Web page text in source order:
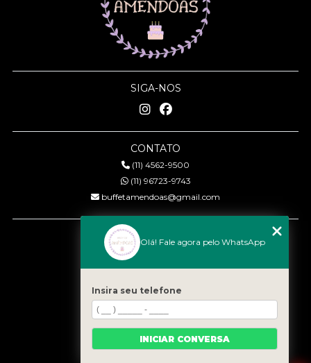
SIGA-NOS
CONTATO
(11) 4562-9500
(11) 96723-9743
buffetamendoas@gmail.com
MENU
Quem somos
Serviços
Eventos
Gastronomia
Contato
Olá! Fale agora pelo WhatsApp
Insira seu telefone
INICIAR CONVERSA